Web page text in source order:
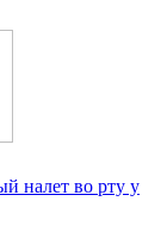
налет во рту у